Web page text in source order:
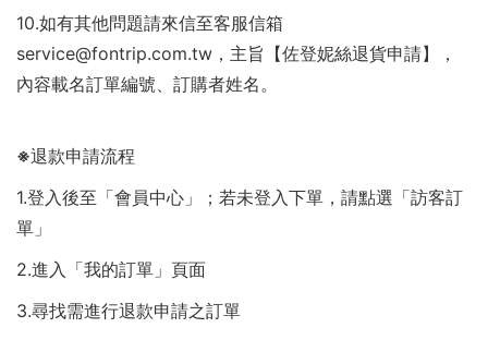
10.如有其他問題請來信至客服信箱
service@fontrip.com.tw，主旨【佐登妮絲退貨申請】，
內容載名訂單編號、訂購者姓名。
※退款申請流程
1.登入後至 「會員中心」 ；若未登入下單，請點選 「訪客訂
單」
2.進入 「我的訂單」 頁面
3.尋找需進行退款申請之訂單